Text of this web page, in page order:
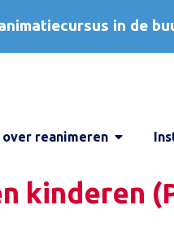
in de
reanimeren
kinderen